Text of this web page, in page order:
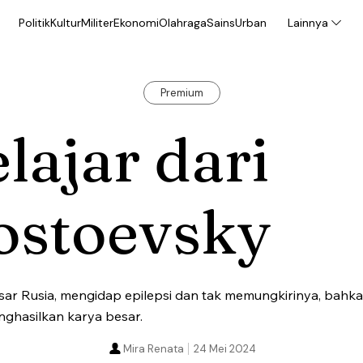
PolitikKulturMiliterEkonomiOlahragaSainsUrban Lainnya
Premium
dari
Rusia, mengidap epilepsi dan tak memungkirinya,
karya besar.
24 Mei 2024
Mira Renata